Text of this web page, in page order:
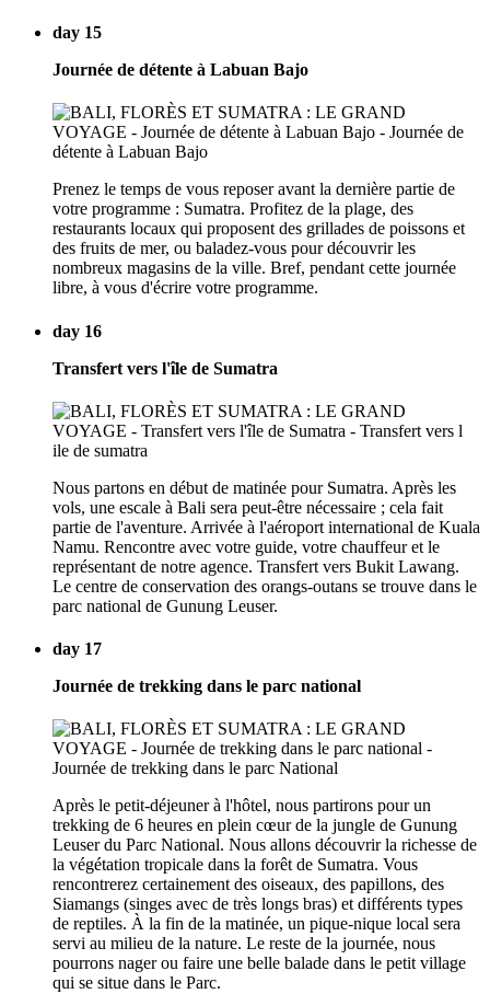
day 15
Journée de détente à Labuan Bajo
Prenez le temps de vous reposer avant la dernière partie de
votre programme : Sumatra. Profitez de la plage, des
restaurants locaux qui proposent des grillades de poissons et
des fruits de mer, ou baladez-vous pour découvrir les
nombreux magasins de la ville. Bref, pendant cette journée
libre, à vous d'écrire votre programme.
day 16
Transfert vers l'île de Sumatra
Nous partons en début de matinée pour Sumatra. Après les
vols, une escale à Bali sera peut-être nécessaire ; cela fait
partie de l'aventure. Arrivée à l'aéroport international de Kuala
Namu. Rencontre avec votre guide, votre chauffeur et le
représentant de notre agence. Transfert vers Bukit Lawang.
Le centre de conservation des orangs-outans se trouve dans le
parc national de Gunung Leuser.
day 17
Journée de trekking dans le parc national
Après le petit-déjeuner à l'hôtel, nous partirons pour un
trekking de 6 heures en plein cœur de la jungle de Gunung
Leuser du Parc National. Nous allons découvrir la richesse de
la végétation tropicale dans la forêt de Sumatra. Vous
rencontrerez certainement des oiseaux, des papillons, des
Siamangs (singes avec de très longs bras) et différents types
de reptiles. À la fin de la matinée, un pique-nique local sera
servi au milieu de la nature. Le reste de la journée, nous
pourrons nager ou faire une belle balade dans le petit village
qui se situe dans le Parc.